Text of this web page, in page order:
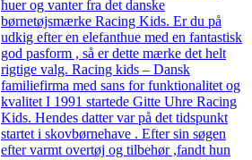
huer og vanter fra det danske
børnetøjsmærke Racing Kids. Er du på
udkig efter en elefanthue med en fantastisk
god pasform , så er dette mærke det helt
rigtige valg. Racing kids – Dansk
familiefirma med sans for funktionalitet og
kvalitet I 1991 startede Gitte Uhre Racing
Kids. Hendes datter var på det tidspunkt
startet i skovbørnehave . Efter sin søgen
efter varmt overtøj og tilbehør ,fandt hun